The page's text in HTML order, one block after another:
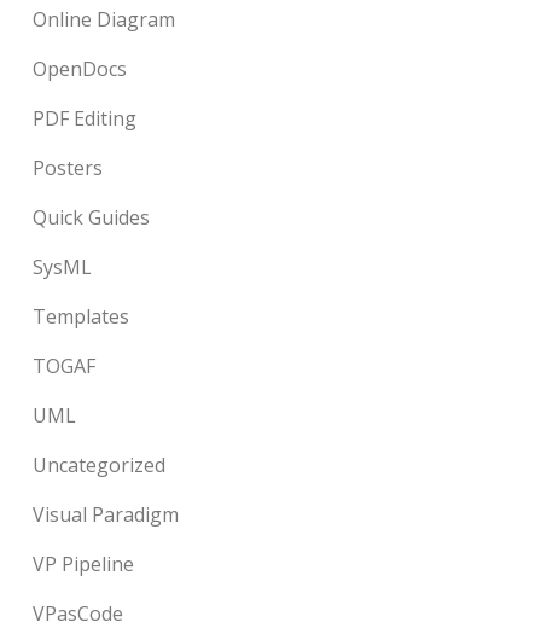
Online Diagram
OpenDocs
PDF Editing
Posters
Quick Guides
SysML
Templates
TOGAF
UML
Uncategorized
Visual Paradigm
VP Pipeline
VPasCode